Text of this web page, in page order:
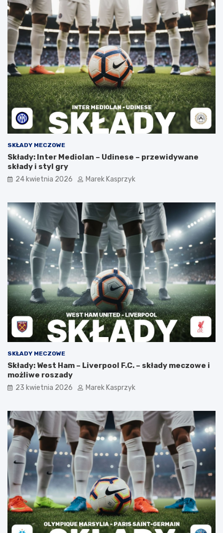
SKŁADY MECZOWE
Składy: Inter Mediolan – Udinese – przewidywane
składy i styl gry
24 kwietnia 2026 Marek Kasprzyk
SKŁADY MECZOWE
Składy: West Ham – Liverpool F.C. – składy meczowe i
możliwe roszady
23 kwietnia 2026 Marek Kasprzyk